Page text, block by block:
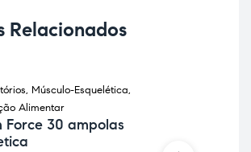
Relacionados
, Músculo-Esquelética,
Alimentar
Force 30 ampolas